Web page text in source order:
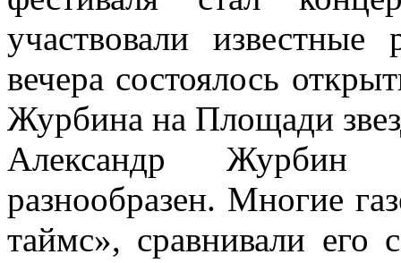
участвовали
вечера состоялось
Журбина на Площади
Александр Журбин
разнообразен. Многие
таймс», сравнивали его